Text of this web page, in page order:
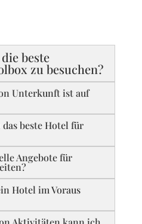
beste
zu besuchen?
Unterkunft ist auf
beste Hotel für
Angebote für
Hotel im Voraus